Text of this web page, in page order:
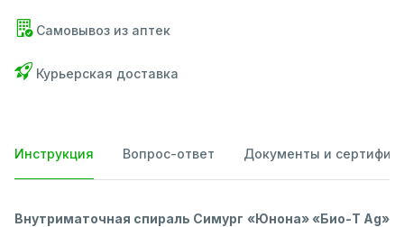
Самовывоз из аптек
Курьерская доставка
Инструкция Вопрос-ответ Документы и
Внутриматочная спираль Симург «Юнона» «Био-Т Ag»